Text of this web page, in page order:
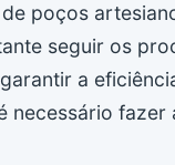
poços
seguir os
a
necessário fazer